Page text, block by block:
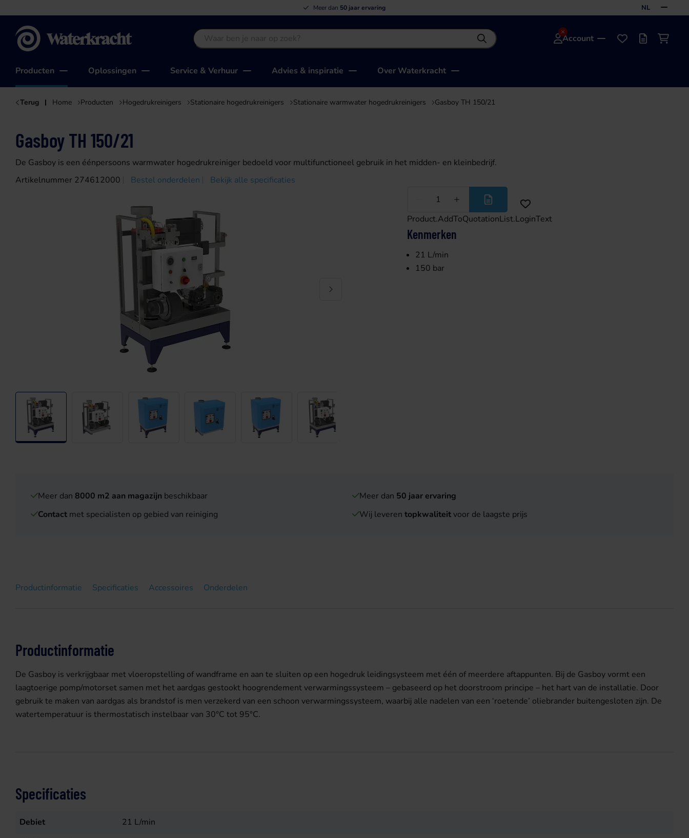
Meer dan 50 jaar ervaring NL
Zoeken Account
Favorieten
Offertelijst
Producten Oplossingen Service & Verhuur Advies & inspiratie Over Waterkracht
Terug Home Producten Hogedrukreinigers Stationaire hogedrukreinigers Stationaire warmwater hogedrukreinigers Gasboy TH 150/21
Gasboy TH 150/21
De Gasboy is een éénpersoons warmwater hogedrukreiniger bedoeld voor multifunctioneel gebruik in het midden- en kleinbedrijf.
Artikelnummer 274612000
Bestel onderdelen Bekijk alle specificaties
Minder
Product.AddToQuotationList.LoginText
Kenmerken
21 L/min
150 bar
Meer dan 8000 m2 aan magazijn beschikbaar Meer dan 50 jaar ervaring
Contact met specialisten op gebied van reiniging Wij leveren topkwaliteit voor de laagste prijs
Productinformatie Specificaties Accessoires Onderdelen
Productinformatie
De Gasboy is verkrijgbaar met vloeropstelling of wandframe en aan te sluiten op een hogedruk leidingsysteem met één of meerdere aftappunten. Bij de Gasboy vormt een
laagtoerige pomp/motorset samen met het aardgas gestookt hoogrendement verwarmingssysteem – gebaseerd op het doorstroom principe – het hart van de installatie. Door
gebruik te maken van aardgas als brandstof is men verzekerd van een schoon verwarmingssysteem, waarbij alle nadelen van een ‘roetende’ oliebrander buitengesloten zijn. De
watertemperatuur is thermostatisch instelbaar van 30°C tot 95°C.
Specificaties
Debiet 21 L/min